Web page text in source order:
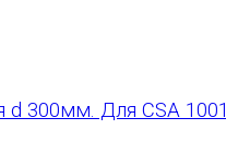
d 300мм. Для CSA